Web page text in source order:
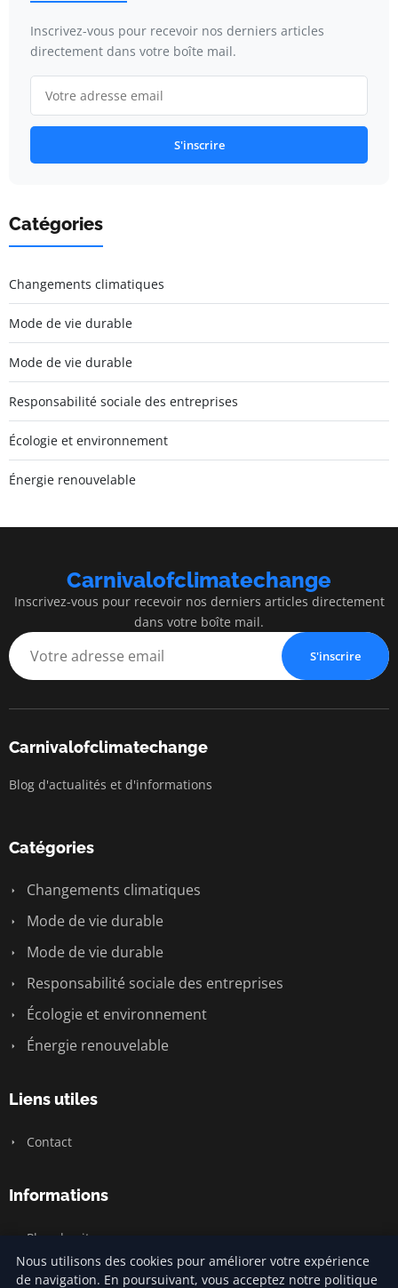
Inscrivez-vous pour recevoir nos derniers articles
directement dans votre boîte mail.
S'inscrire
Catégories
Changements climatiques
Mode de vie durable
Mode de vie durable
Responsabilité sociale des entreprises
Écologie et environnement
Énergie renouvelable
Carnivalofclimatechange
Inscrivez-vous pour recevoir nos derniers articles directement
dans votre boîte mail.
S'inscrire
Carnivalofclimatechange
Blog d'actualités et d'informations
Catégories
Changements climatiques
Mode de vie durable
Mode de vie durable
Responsabilité sociale des entreprises
Écologie et environnement
Énergie renouvelable
Liens utiles
Contact
Informations
Plan du site
Nous utilisons des cookies pour améliorer votre expérience
de navigation. En poursuivant, vous acceptez notre politique